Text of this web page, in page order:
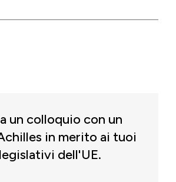
un colloquio con un
in merito ai tuoi
dell'UE.